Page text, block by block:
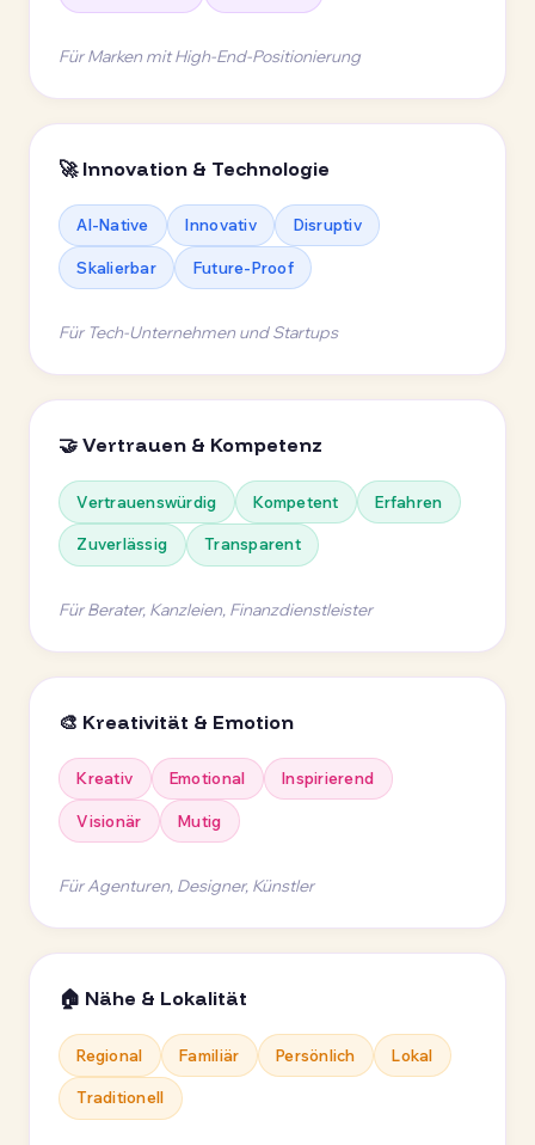
Für Marken mit High-End-Positionierung
🚀 Innovation & Technologie
AI-Native Innovativ Disruptiv
Skalierbar Future-Proof
Für Tech-Unternehmen und Startups
🤝 Vertrauen & Kompetenz
Vertrauenswürdig Kompetent Erfahren
Zuverlässig Transparent
Für Berater, Kanzleien, Finanzdienstleister
🎨 Kreativität & Emotion
Kreativ Emotional Inspirierend
Visionär Mutig
Für Agenturen, Designer, Künstler
🏠 Nähe & Lokalität
Regional Familiär Persönlich Lokal
Traditionell